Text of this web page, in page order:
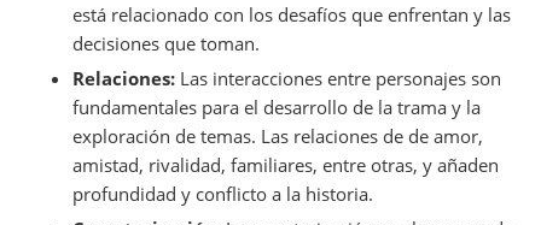
está relacionado con los desafíos que enfrentan y las
decisiones que toman.
Relaciones: Las interacciones entre personajes son
fundamentales para el desarrollo de la trama y la
exploración de temas. Las relaciones de de amor,
amistad, rivalidad, familiares, entre otras, y añaden
profundidad y conflicto a la historia.